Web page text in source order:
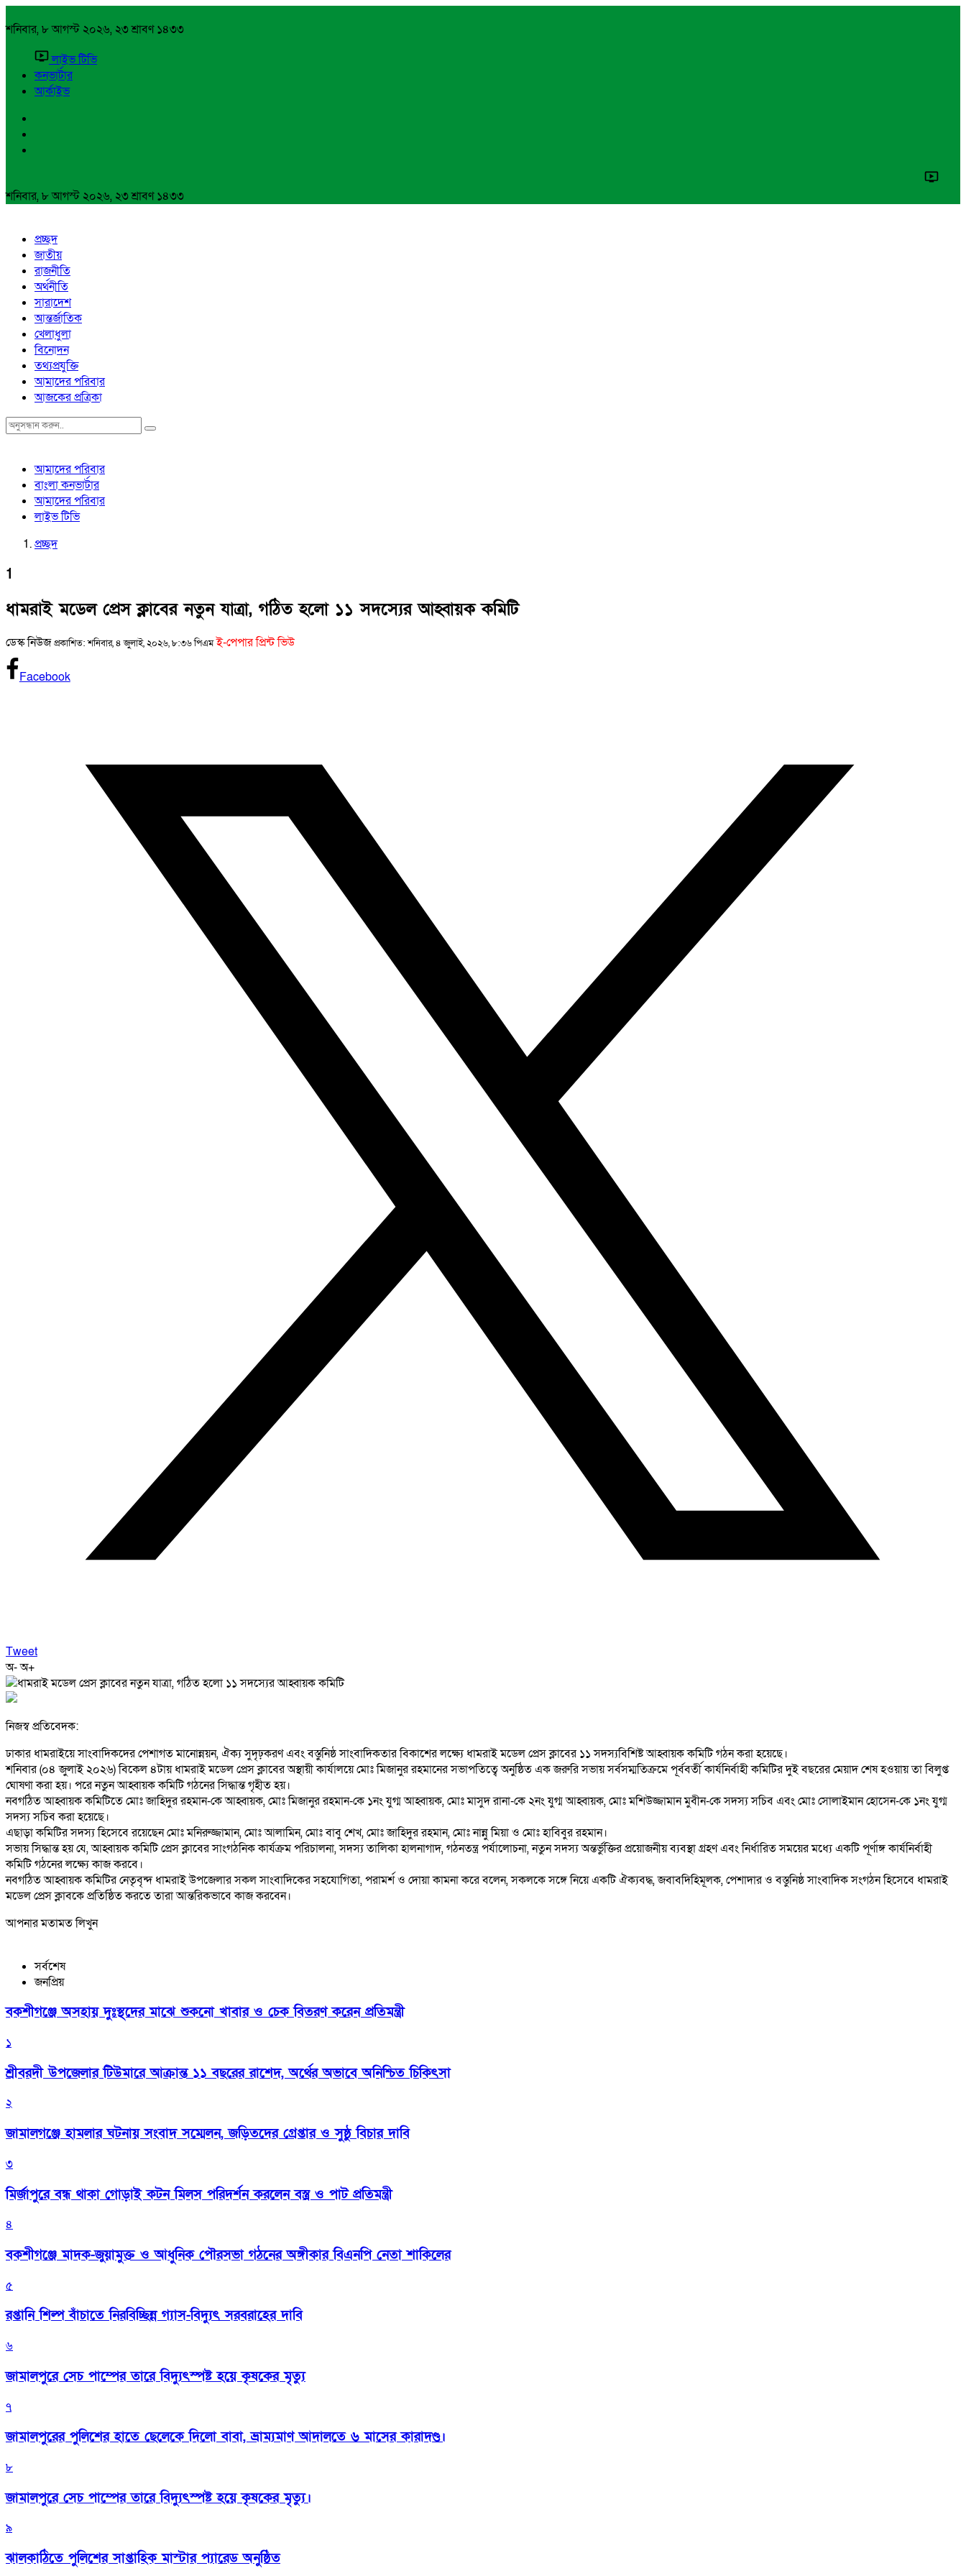
শনিবার, ৮ আগস্ট ২০২৬, ২৩ শ্রাবণ ১৪৩৩
লাইভ টিভি
কনভার্টার
আর্কাইভ
শনিবার, ৮ আগস্ট ২০২৬, ২৩ শ্রাবণ ১৪৩৩
প্রচ্ছদ
জাতীয়
রাজনীতি
অর্থনীতি
সারাদেশ
আন্তর্জাতিক
খেলাধুলা
বিনোদন
তথ্যপ্রযুক্তি
আমাদের পরিবার
আজকের প্রত্রিকা
আমাদের পরিবার
বাংলা কনভার্টার
আমাদের পরিবার
লাইভ টিভি
প্রচ্ছদ
1
ধামরাই মডেল প্রেস ক্লাবের নতুন যাত্রা, গঠিত হলো ১১ সদস্যের আহ্বায়ক কমিটি
ডেস্ক নিউজপ্রকাশিত: শনিবার, ৪ জুলাই, ২০২৬, ৮:৩৬ পিএম ই-পেপার প্রিন্ট ভিউ
Facebook
Tweet
অ-অ+
নিজস্ব প্রতিবেদক:
ঢাকার ধামরাইয়ে সাংবাদিকদের পেশাগত মানোন্নয়ন, ঐক্য সুদৃঢ়করণ এবং বস্তুনিষ্ঠ সাংবাদিকতার বিকাশের লক্ষ্যে ধামরাই মডেল প্রেস ক্লাবের ১১ সদস্যবিশিষ্ট আহ্বায়ক কমিটি গঠন করা হয়েছে।
শনিবার (০৪ জুলাই ২০২৬) বিকেল ৪টায় ধামরাই মডেল প্রেস ক্লাবের অস্থায়ী কার্যালয়ে মোঃ মিজানুর রহমানের সভাপতিত্বে অনুষ্ঠিত এক জরুরি সভায় সর্বসম্মতিক্রমে পূর্ববর্তী কার্যনির্বাহী কমিটির দুই বছরের মেয়াদ শেষ হওয়ায় তা বিলুপ্ত
ঘোষণা করা হয়। পরে নতুন আহ্বায়ক কমিটি গঠনের সিদ্ধান্ত গৃহীত হয়।
নবগঠিত আহ্বায়ক কমিটিতে মোঃ জাহিদুর রহমান-কে আহ্বায়ক, মোঃ মিজানুর রহমান-কে ১নং যুগ্ম আহ্বায়ক, মোঃ মাসুদ রানা-কে ২নং যুগ্ম আহ্বায়ক, মোঃ মশিউজ্জামান মুবীন-কে সদস্য সচিব এবং মোঃ সোলাইমান হোসেন-কে ১নং যুগ্ম
সদস্য সচিব করা হয়েছে।
এছাড়া কমিটির সদস্য হিসেবে রয়েছেন মোঃ মনিরুজ্জামান, মোঃ আলামিন, মোঃ বাবু শেখ, মোঃ জাহিদুর রহমান, মোঃ নান্নু মিয়া ও মোঃ হাবিবুর রহমান।
সভায় সিদ্ধান্ত হয় যে, আহ্বায়ক কমিটি প্রেস ক্লাবের সাংগঠনিক কার্যক্রম পরিচালনা, সদস্য তালিকা হালনাগাদ, গঠনতন্ত্র পর্যালোচনা, নতুন সদস্য অন্তর্ভুক্তির প্রয়োজনীয় ব্যবস্থা গ্রহণ এবং নির্ধারিত সময়ের মধ্যে একটি পূর্ণাঙ্গ কার্যনির্বাহী
কমিটি গঠনের লক্ষ্যে কাজ করবে।
নবগঠিত আহ্বায়ক কমিটির নেতৃবৃন্দ ধামরাই উপজেলার সকল সাংবাদিকের সহযোগিতা, পরামর্শ ও দোয়া কামনা করে বলেন, সকলকে সঙ্গে নিয়ে একটি ঐক্যবদ্ধ, জবাবদিহিমূলক, পেশাদার ও বস্তুনিষ্ঠ সাংবাদিক সংগঠন হিসেবে ধামরাই
মডেল প্রেস ক্লাবকে প্রতিষ্ঠিত করতে তারা আন্তরিকভাবে কাজ করবেন।
আপনার মতামত লিখুন
সর্বশেষ
জনপ্রিয়
বকশীগঞ্জে অসহায় দুঃস্থদের মাঝে শুকনো খাবার ও চেক বিতরণ করেন প্রতিমন্ত্রী
১
শ্রীবরদী উপজেলার টিউমারে আক্রান্ত ১১ বছরের রাশেদ, অর্থের অভাবে অনিশ্চিত চিকিৎসা
২
জামালগঞ্জে হামলার ঘটনায় সংবাদ সম্মেলন, জড়িতদের গ্রেপ্তার ও সুষ্ঠু বিচার দাবি
৩
মির্জাপুরে বন্ধ থাকা গোড়াই কটন মিলস পরিদর্শন করলেন বস্ত্র ও পাট প্রতিমন্ত্রী
৪
বকশীগঞ্জে মাদক-জুয়ামুক্ত ও আধুনিক পৌরসভা গঠনের অঙ্গীকার বিএনপি নেতা শাকিলের
৫
রপ্তানি শিল্প বাঁচাতে নিরবিচ্ছিন্ন গ্যাস-বিদ্যুৎ সরবরাহের দাবি
৬
জামালপুরে সেচ পাম্পের তারে বিদ্যুৎস্পষ্ট হয়ে কৃষকের মৃত্যু
৭
জামালপুরের পুলিশের হাতে ছেলেকে দিলো বাবা, ভ্রাম্যমাণ আদালতে ৬ মাসের কারাদণ্ড।
৮
জামালপুরে সেচ পাম্পের তারে বিদ্যুৎস্পষ্ট হয়ে কৃষকের মৃত্যু।
৯
‎ঝালকাঠিতে পুলিশের সাপ্তাহিক মাস্টার প্যারেড অনুষ্ঠিত